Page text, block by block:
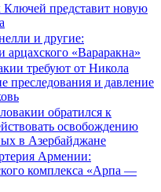
Ключей представит новую
и другие:
«Вараракна»
требуют от Никола
преследования и давление
обратился к
освобождению
в Азербайджане
Армении:
комплекса «Арпа —